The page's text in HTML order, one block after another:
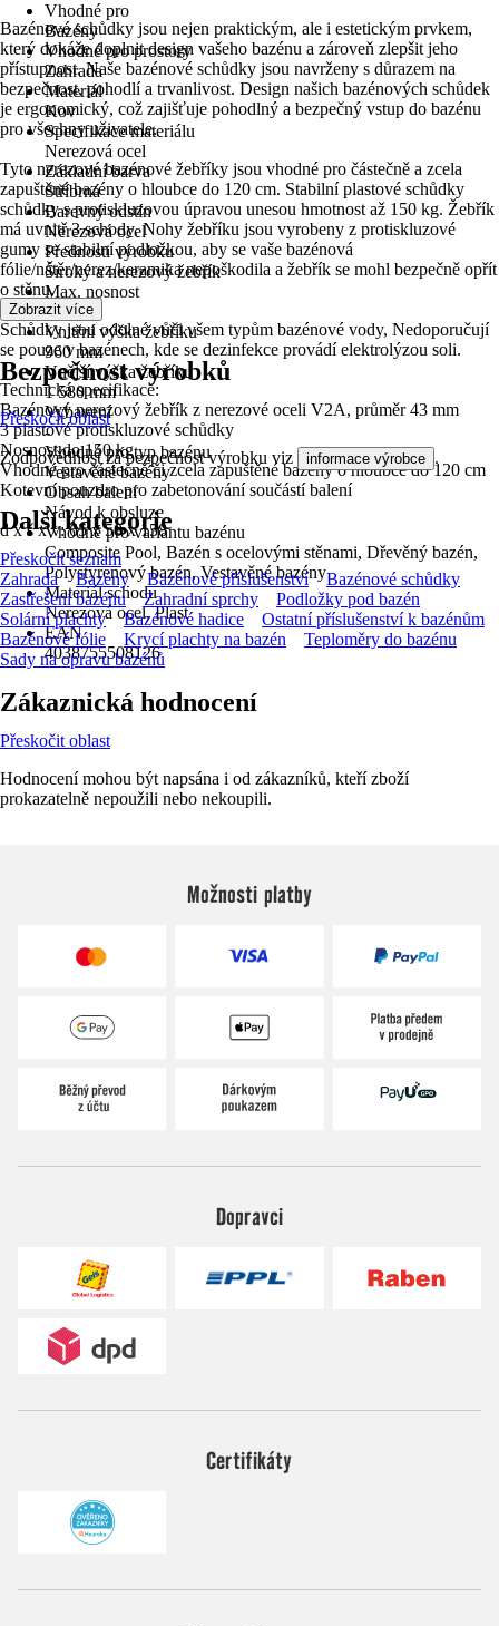
Vhodné pro
Bazény
Vhodné pro prostory
Zahrada
Materiál
Kov
Specifikace materiálu
Nerezová ocel
Základní barva
Stříbrná
Barevný odstín
Nerezová ocel
Přednosti výrobku
Široký a nerezový žebřík
Max. nosnost
150 kg
Vnitřní výška žebříku
960 mm
Vnější výška žebříku
1 580 mm
Vybavení
-
Vhodné pro typ bazénu
Vestavěné bazény
Obsah balení
Návod k obsluze
Vhodné pro variantu bazénu
Composite Pool, Bazén s ocelovými stěnami, Dřevěný bazén,
Polystyrenový bazén, Vestavěné bazény
Materiál schodu
Nerezová ocel, Plast
EAN
4038755508126
Bazénové schůdky jsou nejen praktickým, ale i estetickým prvkem,
který dokáže doplnit design vašeho bazénu a zároveň zlepšit jeho
přístupnost. Naše bazénové schůdky jsou navrženy s důrazem na
bezpečnost, pohodlí a trvanlivost. Design našich bazénových schůdek
je ergonomický, což zajišťuje pohodlný a bezpečný vstup do bazénu
pro všechny uživatele.
Tyto nerezové bazénové žebříky jsou vhodné pro částečně a zcela
zapuštěné bazény o hloubce do 120 cm. Stabilní plastové schůdky
schůdky s protiskluzovou úpravou unesou hmotnost až 150 kg. Žebřík
má uvnitř 3 schody. Nohy žebříku jsou vyrobeny z protiskluzové
gumy se stabilní podložkou, aby se vaše bazénová
fólie/nátěr/nerez/keramika nepoškodila a žebřík se mohl bezpečně opřít
o stěnu.
Schůdky jsou odolné vůči všem typům bazénové vody, Nedoporučují
se pouze v bazénech, kde se dezinfekce provádí elektrolýzou soli.
Technická specifikace:
Bazénový nerezový žebřík z nerezové oceli V2A, průměr 43 mm
3 plastové protiskluzové schůdky
Nosnost do 150 kg
Vhodné pro částečně či zcela zapuštěné bazény o hloubce do 120 cm
Kotevní pouzdro pro zabetonování součástí balení
d x š x v: 65 x 50 x 158
Zobrazit více
Bezpečnost výrobků
Přeskočit oblast
Zodpovědnost za bezpečnost výrobku viz informace výrobce .
Další kategorie
Přeskočit seznam
Zahrada
Bazény Bazénové příslušenství
Bazénové schůdky
Zastřešení bazénu
Zahradní sprchy
Podložky pod bazén
Solární plachty
Bazénové hadice
Ostatní příslušenství k bazénům
Bazénové fólie
Krycí plachty na bazén
Teploměry do bazénu
Sady na opravu bazénů
Zákaznická hodnocení
Přeskočit oblast
Hodnocení mohou být napsána i od zákazníků, kteří zboží
prokazatelně nepoužili nebo nekoupili.
Možnosti platby
Dopravci
Certifikáty